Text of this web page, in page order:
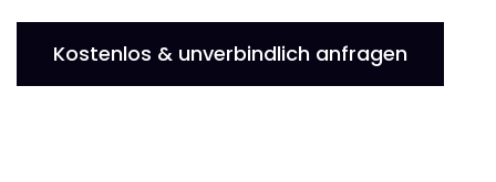
Kostenlos & unverbindlich anfragen